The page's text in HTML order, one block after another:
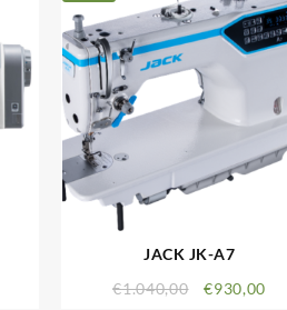
JACK JK-A7
€1.040,00 €930,00